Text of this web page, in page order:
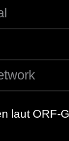
laut ORF-G